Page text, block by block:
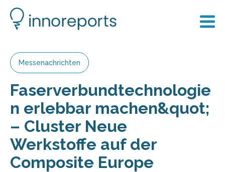
Messenachrichten
Faserverbundtechnologie
n erlebbar machen&quot;
– Cluster Neue
Werkstoffe auf der
Composite Europe